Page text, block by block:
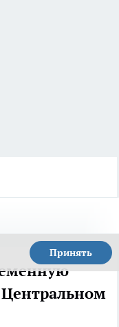
Принять